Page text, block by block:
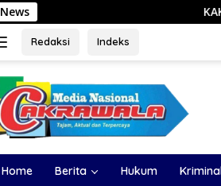
News KAKI Jatim Optimis Heri
Redaksi Indeks
Home Berita Hukum